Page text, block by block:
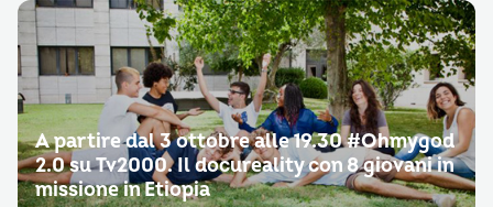
A partire dal 3 ottobre alle 19.30 #Ohmygod
2.0 su Tv2000. Il docureality con 8 giovani in
missione in Etiopia